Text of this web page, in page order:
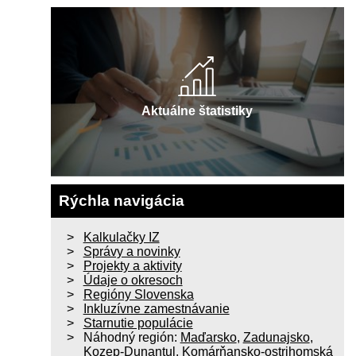
Aktuálne štatistiky
Rýchla navigácia
Kalkulačky IZ
Správy a novinky
Projekty a aktivity
Údaje o okresoch
Regióny Slovenska
Inkluzívne zamestnávanie
Starnutie populácie
Náhodný región: Maďarsko, Zadunajsko,
Kozep-Dunantul , Komárňansko-ostrihomská